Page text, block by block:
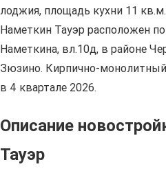
лоджия, площадь кухни 11
Наметкин Тауэр расположен по
Наметкина, вл.10д, в районе
Зюзино. Кирпично-
в 4 квартале 2026.
Описание
Тауэр